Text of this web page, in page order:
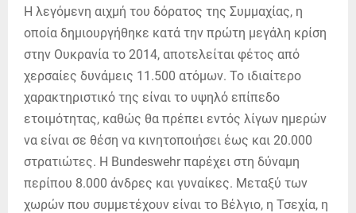
Η λεγόμενη αιχμή του δόρατος της Συμμαχίας, η
οποία δημιουργήθηκε κατά την πρώτη μεγάλη κρίση
στην Ουκρανία το 2014, αποτελείται φέτος από
χερσαίες δυνάμεις 11.500 ατόμων. Το ιδιαίτερο
χαρακτηριστικό της είναι το υψηλό επίπεδο
ετοιμότητας, καθώς θα πρέπει εντός λίγων ημερών
να είναι σε θέση να κινητοποιήσει έως και 20.000
στρατιώτες. Η Bundeswehr παρέχει στη δύναμη
περίπου 8.000 άνδρες και γυναίκες. Μεταξύ των
χωρών που συμμετέχουν είναι το Βέλγιο, η Τσεχία, η